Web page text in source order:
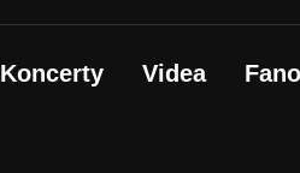
Koncerty Videa